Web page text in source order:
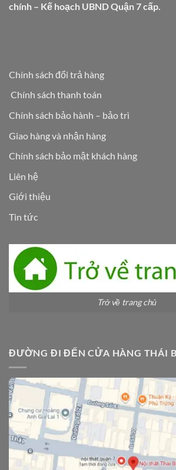
chính – Kế hoạch UBND Quận 7 cấp.
Chính sách đổi trả hàng
Chính sách thanh toán
Chính sách bảo hành – bảo trì
Giao hàng và nhận hàng
Chính sách bảo mật khách hàng
Liên hệ
Giới thiệu
Tin tức
Trở về trang chủ
ĐƯỜNG ĐI ĐẾN CỬA HÀNG THÁI